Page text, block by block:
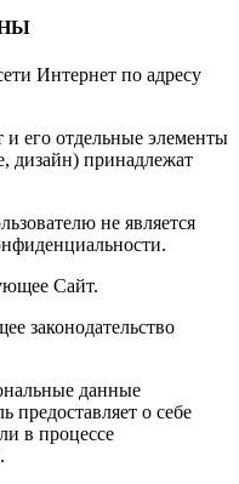
Интернет по адресу
его отдельные элементы
дизайн) принадлежат
не является
Сайт.
законодательство
данные
предоставляет о себе
в процессе